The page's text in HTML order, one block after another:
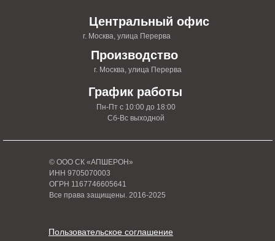
© ООО СК «АПШЕРОН»
ИНН 9705070003
ОГРН 1167746605641
Все права защищены. 2016-2025
Пользовательское соглашение
Центральный офис
г. Москва, улица Перерва
График работы
Пн-Пт с 10:00 до 18:00
Сб-Вс выходной
Производство
г. Москва, улица Перерва